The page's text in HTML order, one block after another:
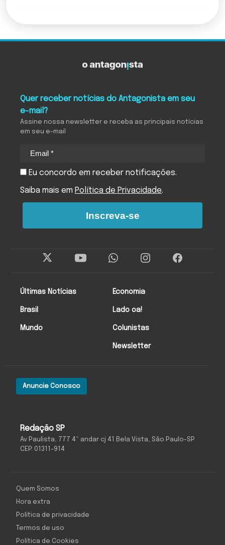
Redação SP
Av Paulista, 777 4º andar cj 41 Bela Vista, São Paulo-SP
CEP: 01311-914
Anuncie Conosco
Últimas Notícias
Brasil
Mundo
Economia
Lado oa!
Colunistas
Newsletter
Quer receber notícias do Antagonista em seu
e-mail?
Assine nossa newsletter e receba as principais notícias
em seu e-mail
Eu concordo em receber notificações.
Saiba mais em Política de Privacidade.
Inscreva-se
Quem Somos
Hora extra
Política de privacidade
Termos de uso
Política de Cookies